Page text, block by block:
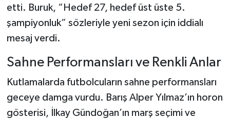
etti. Buruk, “Hedef 27, hedef üst üste 5.
şampiyonluk” sözleriyle yeni sezon için iddialı
mesaj verdi.
Sahne Performansları ve Renkli Anlar
Kutlamalarda futbolcuların sahne performansları
geceye damga vurdu. Barış Alper Yılmaz’ın horon
gösterisi, İlkay Gündoğan’ın marş seçimi ve